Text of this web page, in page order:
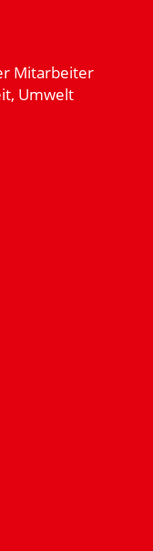
Mitar­beiter
Umwelt